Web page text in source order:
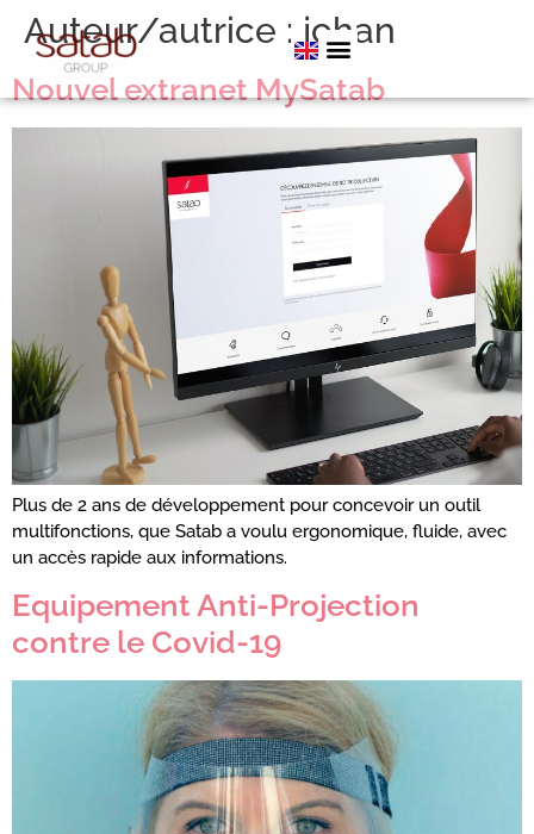
Auteur/autrice :johan
Nouvel extranet MySatab
Plus de 2 ans de développement pour concevoir un outil
multifonctions, que Satab a voulu ergonomique, fluide, avec
un accès rapide aux informations.
Equipement Anti-Projection
contre le Covid-19